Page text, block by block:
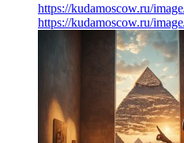
https://kudamoscow.ru/
https://kudamoscow.ru/